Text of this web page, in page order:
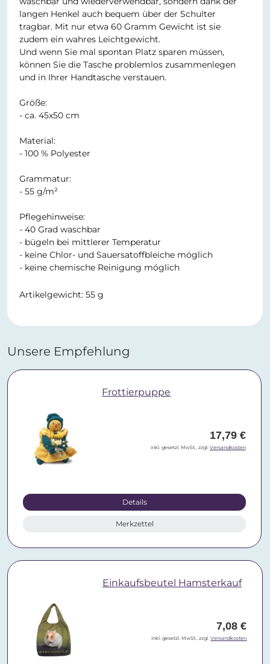
langen Henkel auch bequem über der Schulter
tragbar. Mit nur etwa 60 Gramm Gewicht ist sie
zudem ein wahres Leichtgewicht.
Und wenn Sie mal spontan Platz sparen müssen,
können Sie die Tasche problemlos zusammenlegen
und in Ihrer Handtasche verstauen.
Größe:
- ca. 45x50 cm
Material:
- 100 % Polyester
Grammatur:
- 55 g/m²
Pflegehinweise:
- 40 Grad waschbar
- bügeln bei mittlerer Temperatur
- keine Chlor- und Sauersatoffbleiche möglich
- keine chemische Reinigung möglich
Artikelgewicht: 55 g
Unsere Empfehlung
Frottierpuppe
17,79 €
inkl. gesetzl. MwSt., zzgl. Versandkosten
Details
Merkzettel
Einkaufsbeutel Hamsterkauf
7,08 €
inkl. gesetzl. MwSt., zzgl.Versandkosten